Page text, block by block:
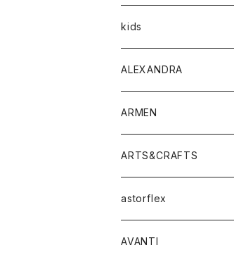
トップス
Tシャツ
シャツ
ボトムス
アウター
トップス
Tシャツ・カットソー
シャツ・ブラウス
ボトムス
パンツ
スカート
ワンピース・オールインワン
バッグ
シューズ
kids
ALEXANDRA
ARMEN
アウター
コート
ジャケット
トップス
ベスト
ワンピース
ARTS&CRAFTS
アクセサリー
ウォレット
astorflex
グッズ
AVANTI